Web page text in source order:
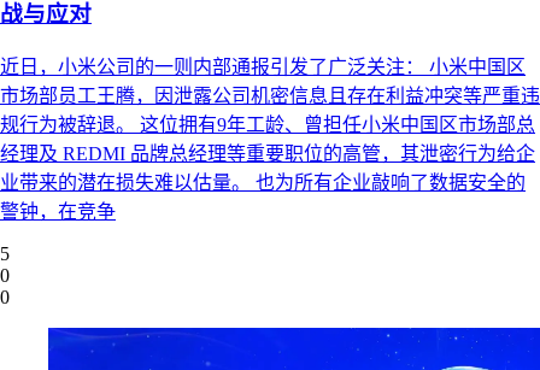
战与应对
近日，小米公司的一则内部通报引发了广泛关注： 小米中国区
市场部员工王腾，因泄露公司机密信息且存在利益冲突等严重违
规行为被辞退。 这位拥有9年工龄、曾担任小米中国区市场部总
经理及 REDMI 品牌总经理等重要职位的高管，其泄密行为给企
业带来的潜在损失难以估量。 也为所有企业敲响了数据安全的
警钟，在竞争
5
0
0